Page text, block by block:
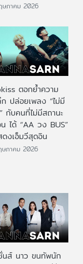
ษภาคม 2026
ตอกย้ำความ
ก ปล่อยเพลง “ไม่มี
กับคนที่ไม่มีสถานะ
ได้ “AA วง BUS”
ดงเอ็มวีสุดอิน
ษภาคม 2026
นส์ นาว ขนทัพนัก